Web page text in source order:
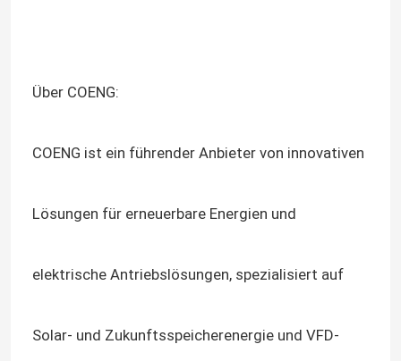
Über COENG:
COENG ist ein führender Anbieter von innovativen
Lösungen für erneuerbare Energien und
elektrische Antriebslösungen, spezialisiert auf
Solar- und Zukunftsspeicherenergie und VFD-